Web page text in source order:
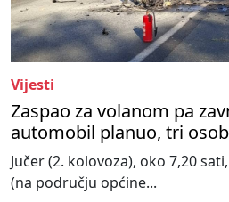
Vijesti
Zaspao za volanom pa
automobil planuo, tri
Jučer (2. kolovoza), oko 7,20
(na području općine...